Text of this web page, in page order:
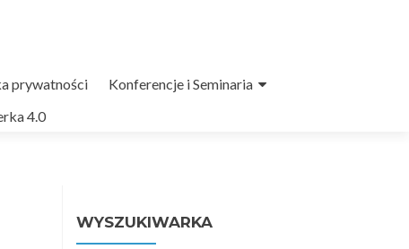
prywatności
Konferencje i Seminaria
4.0
WYSZUKIWARKA